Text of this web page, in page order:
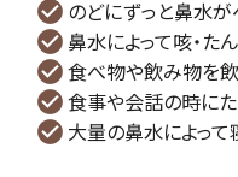
のどにずっと鼻水
鼻水によって咳・た
食べ物や飲み物を
食事や会話の時に
大量の鼻水によって